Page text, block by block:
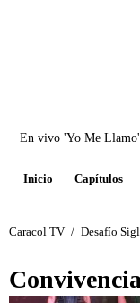
En vivo 'Yo Me Llamo'
Inicio Capítulos
Caracol TV / Desafío
Convivencia